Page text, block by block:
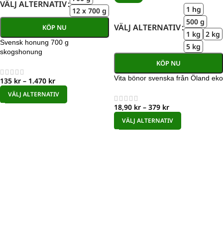
VÄLJ ALTERNATIV
12 x 700 g
KÖP NU
Svensk honung 700 g
skogshonung
135 kr – 1.470 kr
VÄLJ ALTERNATIV
VÄLJ ALTERNATIV
1 hg
500 g
1 kg 2 kg
5 kg
KÖP NU
Vita bönor svenska från Öland eko
18,90 kr – 379 kr
VÄLJ ALTERNATIV